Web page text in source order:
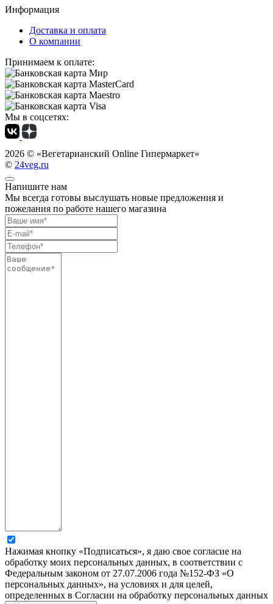
Информация
Доставка и оплата
О компании
Принимаем к оплате:
Мы в соцсетях:
2026 © «Вегетарианский Online Гипермаркет»
© 24veg.ru
Напишите нам
Мы всегда готовы выслушать новые предложения и
пожелания по работе нашего магазина
Нажимая кнопку «Подписаться», я даю свое согласие на
обработку моих персональных данных, в соответствии с
Федеральным законом от 27.07.2006 года №152-ФЗ «О
персональных данных», на условиях и для целей,
определенных в Согласии на обработку персональных данных